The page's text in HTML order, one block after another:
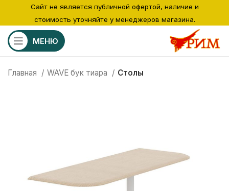
МЕНЮ
Главная WAVE бук тиара Столы
Сайт не является публичной офертой, наличие и
стоимость уточняйте у менеджеров магазина.